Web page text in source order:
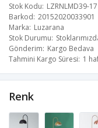
Stok Kodu LZRNLMD39-17
Barkod 20152020033901
Marka Luzarana
Stok Durumu
Gönderim Kargo Bedava
Tahmini Kargo Süresi 1
Renk